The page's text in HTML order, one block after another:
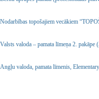
Nodarbības topošajiem vecākiem
Valsts valoda – pamata līmeņa 2. pakāpe
Angļu valoda, pamata līmenis,